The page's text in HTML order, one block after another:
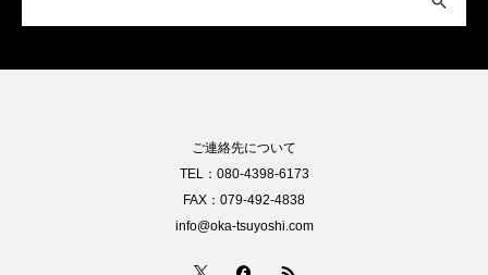
ご連絡先について
TEL：080-4398-6173
FAX：079-492-4838
info@oka-tsuyoshi.com